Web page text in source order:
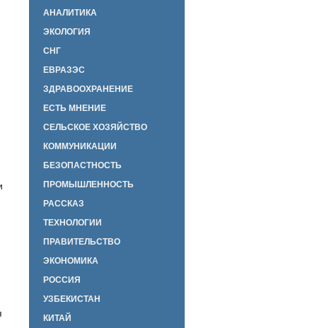
АНАЛИТИКА
ЭКОЛОГИЯ
СНГ
ЕВРАЗЭС
ЗДРАВООХРАНЕНИЕ
ЕСТЬ МНЕНИЕ
СЕЛЬСКОЕ ХОЗЯЙСТВО
КОММУНИКАЦИИ
БЕЗОПАСТНОСТЬ
ПРОМЫШЛЕННОСТЬ
РАССКАЗ
ТЕХНОЛОГИИ
ПРАВИТЕЛЬСТВО
ЭКОНОМИКА
РОССИЯ
УЗБЕКИСТАН
КИТАЙ